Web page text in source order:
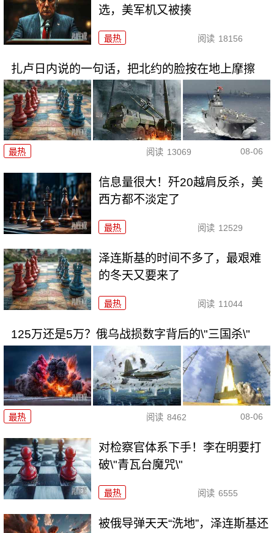
选，美军机又被揍
最热 阅读 18156
扎卢日内说的一句话，把北约的脸按在地上摩擦
最热 阅读 13069 08-06
信息量很大！歼20越肩反杀，美
西方都不淡定了
最热 阅读 12529
泽连斯基的时间不多了，最艰难
的冬天又要来了
最热 阅读 11044
125万还是5万？俄乌战损数字背后的\"三国杀\"
最热 阅读 8462 08-06
对检察官体系下手！李在明要打
破\"青瓦台魔咒\"
最热 阅读 6555
被俄导弹天天“洗地”，泽连斯基还